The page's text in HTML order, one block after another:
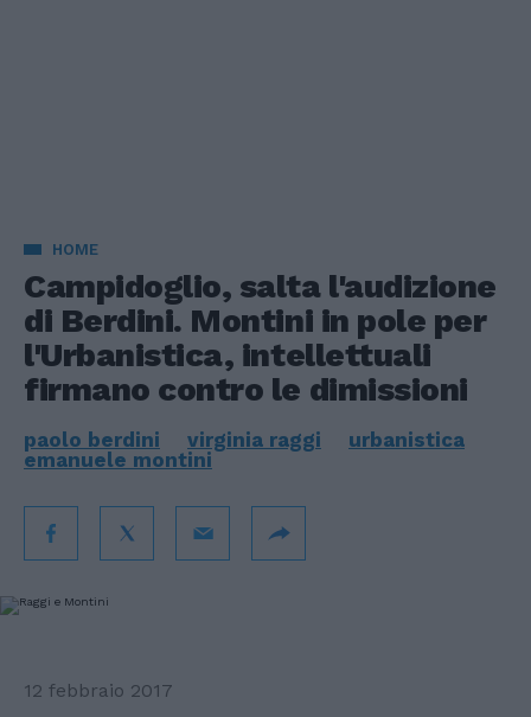
HOME
Campidoglio, salta l'audizione
di Berdini. Montini in pole per
l'Urbanistica, intellettuali
firmano contro le dimissioni
paolo berdini virginia raggi
urbanistica
emanuele montini
12 febbraio 2017